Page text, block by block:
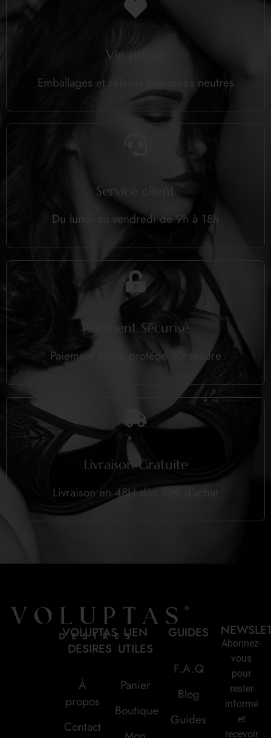
Vie privée
Emballages et relevés bancaires neutres
Service client
Du lundi au vendredi de 9h à 18h
Paiement Sécurisé
Paiement 100% protégé 3D secure
Livraison Gratuite
Livraison en 48H dès 69€ d’achat
VOLUPTAS
DESIRES
À
propos
Contact
LIEN
UTILES
Panier
Boutique
GUIDES
F.A.Q
Blog
Guides
Abonnez-
vous
pour
rester
informé
et
recevoir